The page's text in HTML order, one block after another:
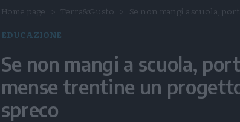
Home page Terra&Gusto Se non mangi a scuola, porti
EDUCAZIONE
Se non mangi a scuola,
mense trentine un
spreco